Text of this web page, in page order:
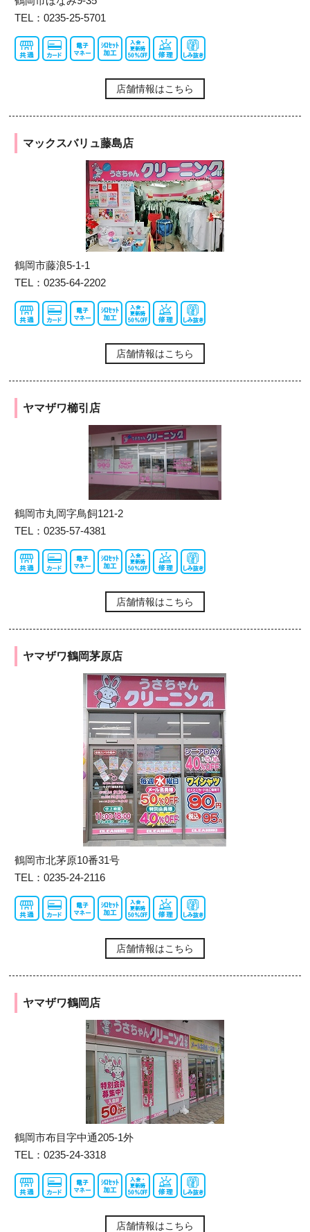
TEL：0235-25-5701
店舗情報はこちら
マックスバリュ藤島店
鶴岡市藤浪5-1-1
TEL：0235-64-2202
店舗情報はこちら
ヤマザワ櫛引店
鶴岡市丸岡字鳥飼121-2
TEL：0235-57-4381
店舗情報はこちら
ヤマザワ鶴岡茅原店
鶴岡市北茅原10番31号
TEL：0235-24-2116
店舗情報はこちら
ヤマザワ鶴岡店
鶴岡市布目字中通205-1外
TEL：0235-24-3318
店舗情報はこちら